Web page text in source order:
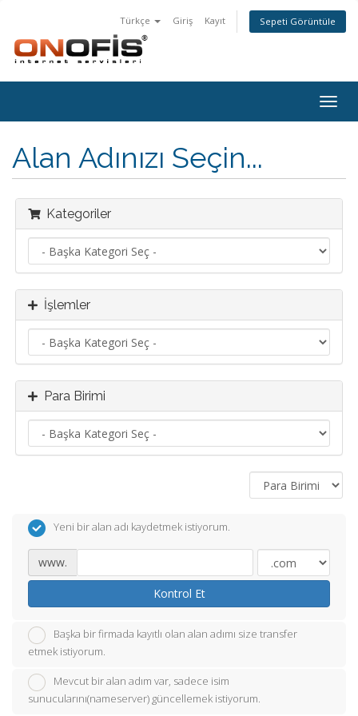
Türkçe Giriş Kayıt Sepeti Görüntüle
Alan Adınızı Seçin...
Kategoriler
İşlemler
Para Birimi
Yeni bir alan adı kaydetmek istiyorum.
www.
Kontrol Et
Başka bir firmada kayıtlı olan alan adımı size transfer
etmek istiyorum.
Mevcut bir alan adım var, sadece isim
sunucularını(nameserver) güncellemek istiyorum.